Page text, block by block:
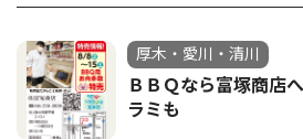
厚木・愛川・清川
ＢＢＱなら富塚商店
ラミも